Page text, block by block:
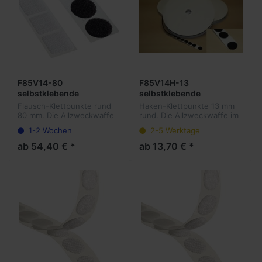
F85V14-80
selbstklebende
Flauschpunkte 80 mm
rund, 310 Stück pro Rolle
Flausch-Klettpunkte rund
80 mm. Die Allzweckwaffe
wiederlösbaren
Befestigungen. Unsere
Klettpunkte sind sowohl für
1-2 Wochen
ab 54,40 € *
F85V14H-13
selbstklebende
Hakenpunkte 13 mm
rund, 1.500 Stück pro
Haken-Klettpunkte 13 mm
rund. Die Allzweckwaffe im
Befestigungen. Unsere
Klettpunkte sind sowohl für
Mailings und Ordner, als
2-5 Werktage
ab 13,70 € *